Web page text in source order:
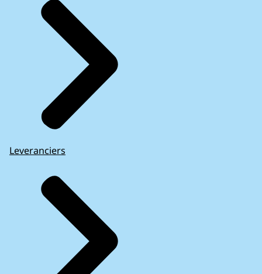
Leveranciers